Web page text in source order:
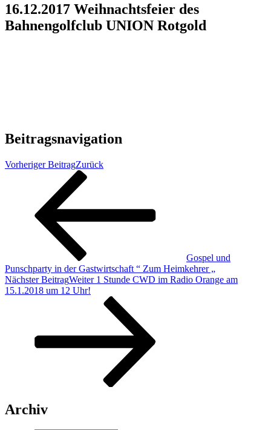
16.12.2017 Weihnachtsfeier des
Bahnengolfclub UNION Rotgold
Beitragsnavigation
Vorheriger BeitragZurück
Gospel und
Punschparty in der Gastwirtschaft “ Zum Heimkehrer „
Nächster BeitragWeiter 1 Stunde CWD im Radio Orange am
15.1.2018 um 12 Uhr!
Archiv